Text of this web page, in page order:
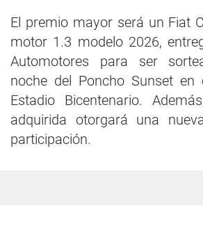
El premio mayor será un Fiat
motor 1.3 modelo 2026,
Automotores para ser
noche del Poncho Sunset en
Estadio Bicentenario.
adquirida otorgará una
participación.